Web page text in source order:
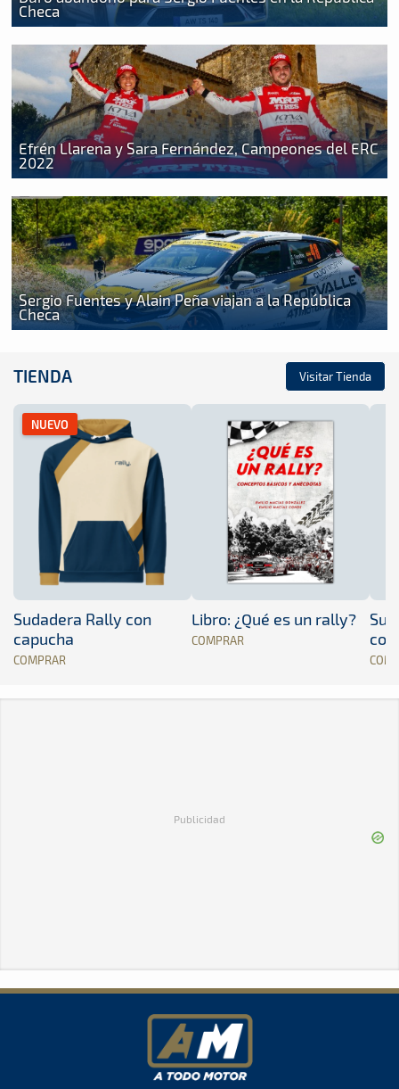
Checa
Efrén Llarena y Sara Fernández, Campeones del ERC
2022
Sergio Fuentes y Alain Peña viajan a la República
Checa
TIENDA Visitar Tienda
NUEVO
Sudadera Rally con
capucha
COMPRAR
Libro: ¿Qué es un rally?
COMPRAR
Publicidad